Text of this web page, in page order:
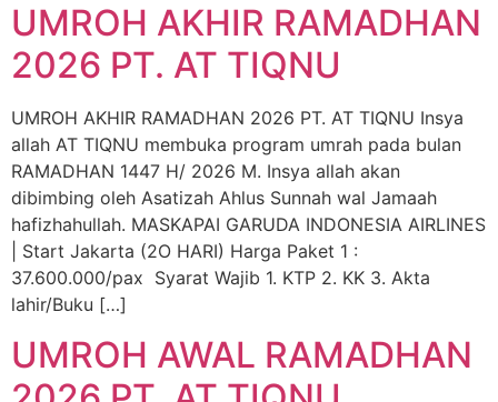
UMROH AKHIR RAMADHAN
2026 PT. AT TIQNU
UMROH AKHIR RAMADHAN 2026 PT. AT TIQNU Insya
allah AT TIQNU membuka program umrah pada bulan
RAMADHAN 1447 H/ 2026 M. Insya allah akan
dibimbing oleh Asatizah Ahlus Sunnah wal Jamaah
hafizhahullah. MASKAPAI GARUDA INDONESIA AIRLINES
| Start Jakarta (2O HARI) Harga Paket 1 :
37.600.000/pax Syarat Wajib 1. KTP 2. KK 3. Akta
lahir/Buku […]
UMROH AWAL RAMADHAN